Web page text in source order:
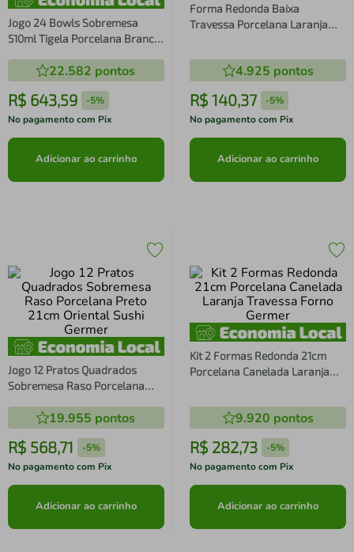
Jogo 24 Bowls Sobremesa
510ml Tigela Porcelana Branca
Buffet Evento
22.582 pontos
R$ 643,59 -5%
No pagamento com Pix
Adicionar ao carrinho
Forma Redonda Baixa
Travessa Porcelana Laranja
4.925 pontos
R$ 140,37 -5%
No pagamento com Pix
Adicionar ao carrinho
Jogo 12 Pratos Quadrados
Sobremesa Raso Porcelana
Germer 19.955 pontos
R$ 568,71 -5%
No pagamento com Pix
Adicionar ao carrinho
Kit 2 Formas Redonda 21cm
Porcelana Canelada Laranja
9.920 pontos
R$ 282,73 -5%
No pagamento com Pix
Adicionar ao carrinho